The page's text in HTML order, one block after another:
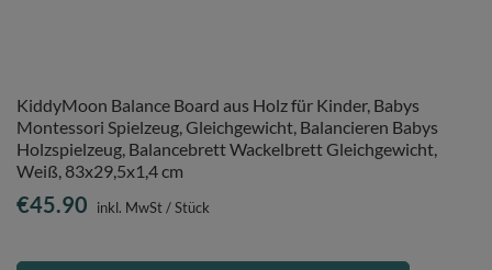
KiddyMoon Balance Board aus Holz für Kinder, Babys
Montessori Spielzeug, Gleichgewicht, Balancieren Babys
Holzspielzeug, Balancebrett Wackelbrett Gleichgewicht,
Weiß, 83x29,5x1,4 cm
€45.90 inkl. MwSt/Stück